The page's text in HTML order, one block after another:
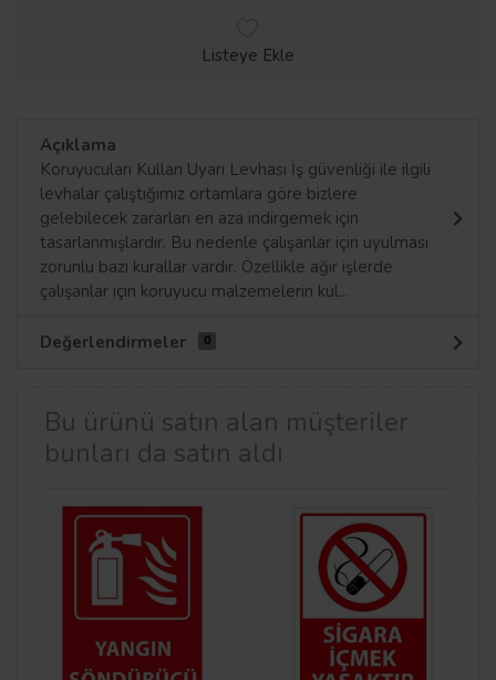
Listeye Ekle
Açıklama
Koruyucuları Kullan Uyarı Levhası İş güvenliği ile ilgili
levhalar çalıştığımız ortamlara göre bizlere
gelebilecek zararları en aza indirgemek için
tasarlanmışlardır. Bu nedenle çalışanlar için uyulması
zorunlu bazı kurallar vardır. Özellikle ağır işlerde
çalışanlar için koruyucu malzemelerin kul...
Değerlendirmeler 0
Bu ürünü satın alan müşteriler
bunları da satın aldı